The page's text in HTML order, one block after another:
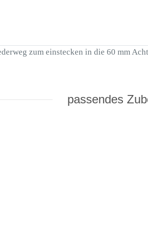
zum einstecken in die 60 mm
passendes